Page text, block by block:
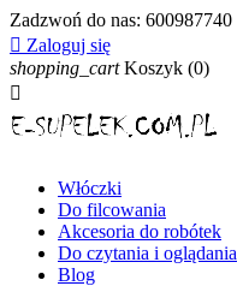
Zadzwoń do nas: 600987740
 Zaloguj się
shopping_cart Koszyk (0)

Włóczki
Do filcowania
Akcesoria do robótek
Do czytania i oglądania
Blog